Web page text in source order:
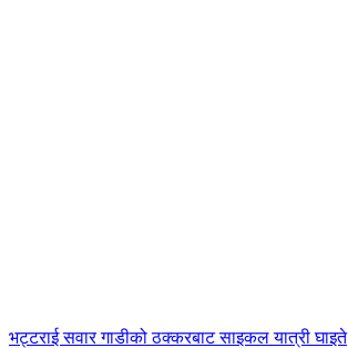
भट्टराई सवार गाडीको ठक्करबाट साइकल यात्री घाइते